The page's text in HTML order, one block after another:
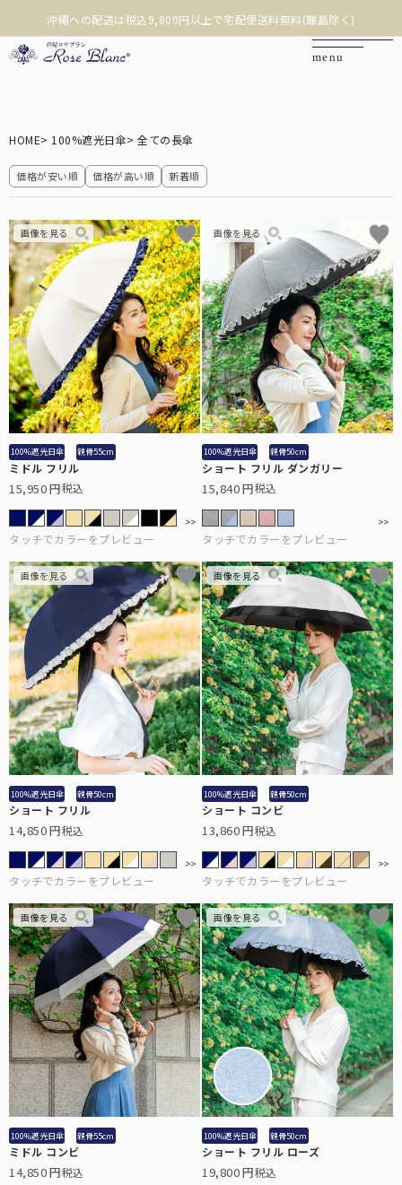
沖縄への配送は税込9,800円以上で宅配便送料無料(離島除く)
マイページ
お問い合わせ
ご利用ガイド
商品を探す
折り畳み日傘
3段折りたたみ
ロサブランの折りたたみ日傘の中で最もコンパクトなサイズです。
長傘
サイズに迷われた方にまずオススメする、日傘の定番サイズです。
遮光帽子
ハット
広めのつばであれば首後ろまでしっかり遮光出来る遮光ハット。
アームカバー/手袋
ショート
日傘が差せない場面で、長袖でも使いやすいショートタイプ。
遮光雑貨
マスク/フェイスガード
サッと着用するだけでお顔周りをしっかり遮光します。
UVカットウェア
インナー
普段着の下に着るだけで、UVを98%以上カットします。
サングラス
スキンケア/その他
HOME 100%遮光日傘 全ての長傘
価格が安い順 価格が高い順 新着順
100%遮光日傘 親骨55cm
ミドル フリル
15,950 税込
100%遮光日傘 親骨50cm
ショート フリル ダンガリー
15,840 税込
100%遮光日傘 親骨50cm
ショート フリル
14,850 税込
100%遮光日傘 親骨50cm
ショート コンビ
13,860 税込
100%遮光日傘 親骨55cm
ミドル コンビ
14,850 税込
100%遮光日傘 親骨50cm
ショート フリル ローズ
19,800 税込